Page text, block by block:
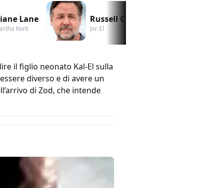
Lane
Kent
Russell Crowe
Jor-El
il figlio neonato Kal-El sulla
diverso e di avere un
di Zod, che intende